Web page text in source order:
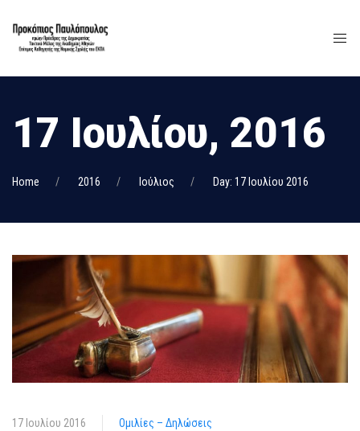
17 Ιουλίου, 2016
Home 2016 Ιούλιος Day: 17 Ιουλίου 2016
17 Ιουλίου 2016 Ομιλίες – Δηλώσεις